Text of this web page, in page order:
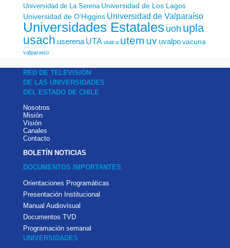
Universidad de La Serena Universidad de Los Lagos
Universidad de O'Higgins Universidad de Valparaíso
Universidades Estatales uoh upla
usach userena UTA utalca utem uv uvalpo vacuna
valparaiso
RED DE TELEVISIÓN
DE LAS UNIVERSIDADES
DEL ESTADO DE CHILE
Nosotros
Misión
Visión
Canales
Contacto
BOLETÍN NOTICIAS
DOCUMENTOS IMPORTANTES
Orientaciones Programáticas
Presentación Institucional
Manual Audiovisual
Documentos TVD
Programación semanal
UNIVERSIDADES